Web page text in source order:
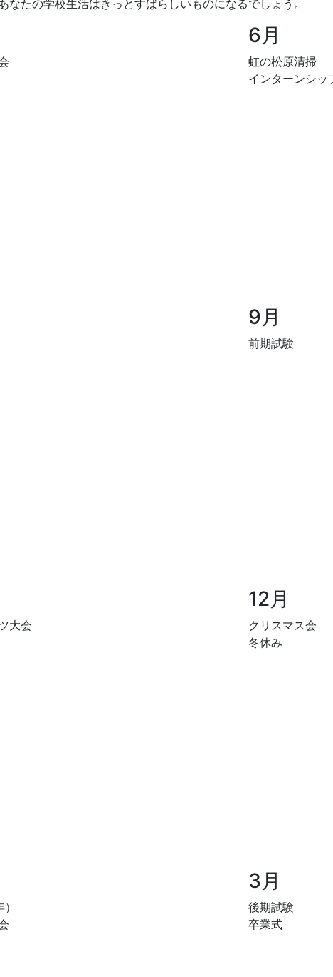
たの学校生活はきっとすばらしいものになるでしょう。
6月
虹の松原清掃
インターンシッ
9月
前期試験
大会
12月
クリスマス会
冬休み
3月
後期試験
卒業式